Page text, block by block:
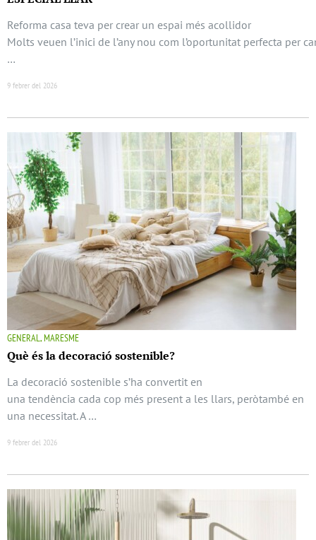
Reforma casa teva per crear un espai més acollidor
Molts veuen l’inici de l’any nou com l’oportunitat perfecta per
…
9 febrer del 2026
GENERAL, MARESME
Què és la decoració sostenible?
La decoració sostenible s’ha convertit en
una tendència cada cop més present a les llars, peròtambé en
una necessitat. A …
9 febrer del 2026